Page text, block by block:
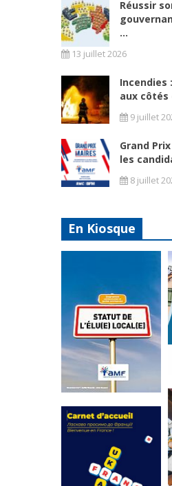
Réussir
...
13 juillet 2026
Incendies
aux côtés
9 juillet
Grand
les
8 juillet
En Kiosque
Statut de
l’élu local
Mise à jour avril
2024